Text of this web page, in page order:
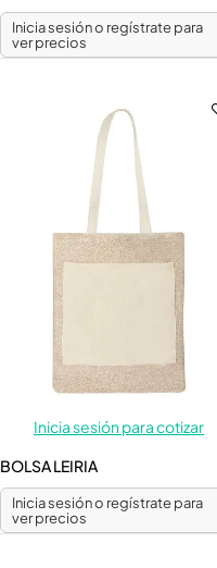
Inicia sesión o regístrate para
ver precios
Inicia sesión para cotizar
BOLSA LEIRIA
Inicia sesión o regístrate para
ver precios